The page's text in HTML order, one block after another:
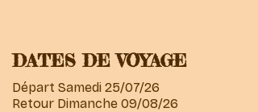
DATES DE VOYAGE
Départ Samedi 25/07/26
Retour Dimanche 09/08/26